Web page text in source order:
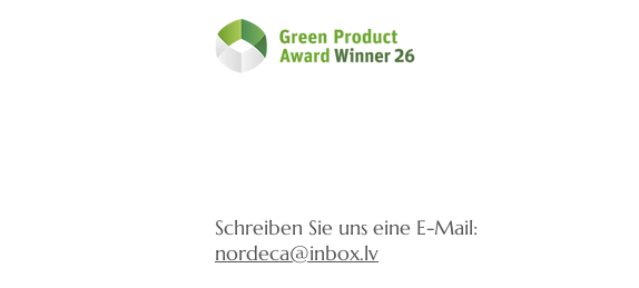
Schreiben Sie uns eine E-Mail:
nordeca@inbox.lv